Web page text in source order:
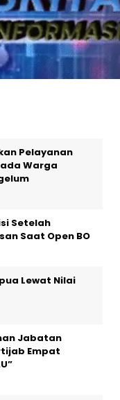
Pelayanan
Warga
Setelah
Saat Open BO
Lewat Nilai
Jabatan
Empat